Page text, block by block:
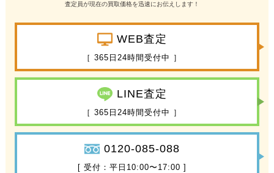
査定員が現在の買取価格を迅速にお伝えします！
WEB査定
［ 365日24時間受付中 ］
LINE査定
［ 365日24時間受付中 ］
0120-085-088
[ 受付：平日10:00〜17:00 ]